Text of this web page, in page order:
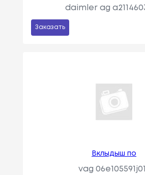
daimler ag
Заказать
Вклыдыш по
vag